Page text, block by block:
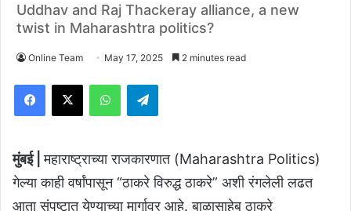
Uddhav and Raj Thackeray alliance, a new
twist in Maharashtra politics?
Online Team May 17, 2025 2 minutes read
Facebook
X WhatsAppTelegram
मुंबई |महाराष्ट्राच्या राजकारणात (Maharashtra Politics)
गेल्या काही वर्षांपासून “ठाकरे विरुद्ध ठाकरे” अशी रंगलेली लढत
आता संपुष्टात येण्याच्या मार्गावर आहे. बाळासाहेब ठाकरे